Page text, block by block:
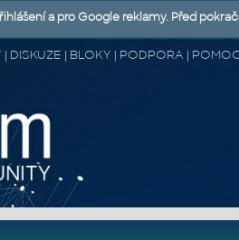
DISKUZE | BLOKY | PODPORA |
a pro Google reklamy. Před